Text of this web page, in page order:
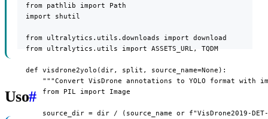
  from pathlib import Path
  import shutil
  from ultralytics.utils.downloads import download
  from ultralytics.utils import ASSETS_URL, TQDM
  def visdrone2yolo(dir, split, source_name=None):
"""Convert VisDrone annotations to YOLO format with
      from PIL import Image
source_dir = dir / (source_name or f"VisDrone2019-
Uso#